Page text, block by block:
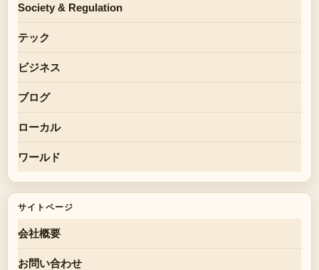
Society & Regulation
テック
ビジネス
ブログ
ローカル
ワールド
サイトページ
会社概要
お問い合わせ